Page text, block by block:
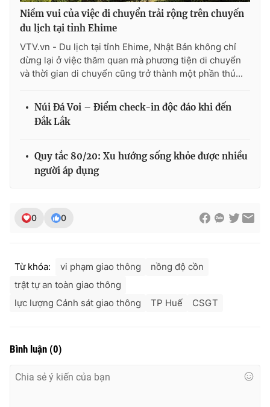
Niềm vui của việc di chuyển trải rộng trên chuyến
du lịch tại tỉnh Ehime
VTV.vn - Du lịch tại tỉnh Ehime, Nhật Bản không chỉ
dừng lại ở việc thăm quan mà phương tiện di chuyển
và thời gian di chuyển cũng trở thành một phần thú...
Núi Đá Voi – Điểm check-in độc đáo khi đến
Đắk Lắk
Quy tắc 80/20: Xu hướng sống khỏe được nhiều
người áp dụng
0 0
Từ khóa: vi phạm giao thông
nồng độ cồn
trật tự an toàn giao thông
lực lượng Cảnh sát giao thông
TP Huế CSGT
Bình luận (0)